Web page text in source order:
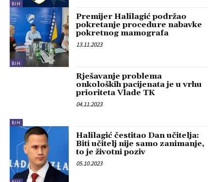
BIH
BIH
Premijer Halilagić podržao
pokretanje procedure nabavke
pokretnog mamografa
13.11.2023
BIH
Rješavanje problema
onkoloških pacijenata je u vrhu
prioriteta Vlade TK
04.11.2023
Halilagić čestitao Dan učitelja:
Biti učitelj nije samo zanimanje,
to je životni poziv
05.10.2023